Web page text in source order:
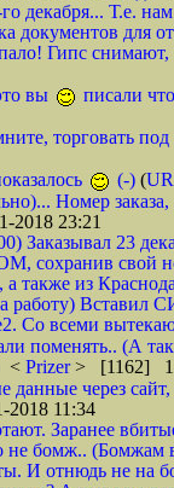
декабря... Т.е.
документов для
Гипс снимают,
вы
писали
торговать
(-) (
Номер
23:21
Заказывал 23
сохранив свой
также из
Вставил
Со всеми
поменять.. (А
< Prizer> [1162]
данные через
11:34
Заранее
бомж.. (Бомжам
И отнюдь не на